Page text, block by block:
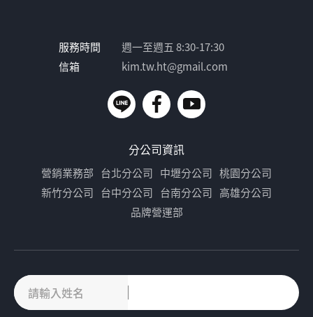
服務時間
週一至週五 8:30-17:30
信箱
kim.tw.ht@gmail.com
分公司資訊
營銷業務部 台北分公司 中壢分公司 桃園分公司
新竹分公司 台中分公司 台南分公司 高雄分公司
品牌營運部